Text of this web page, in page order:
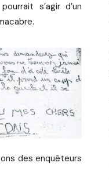
s’agir d’un
des enquêteurs